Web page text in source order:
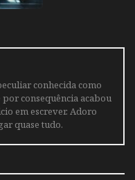
conhecida como
consequência acabou
em escrever. Adoro
quase tudo.